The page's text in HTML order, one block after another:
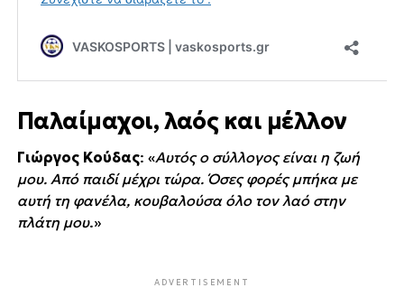
Παλαίμαχοι, λαός και μέλλον
Γιώργος Κούδας: «Αυτός ο σύλλογος είναι η ζωή
μου. Από παιδί μέχρι τώρα. Όσες φορές μπήκα με
αυτή τη φανέλα, κουβαλούσα όλο τον λαό στην
πλάτη μου.»
ADVERTISEMENT